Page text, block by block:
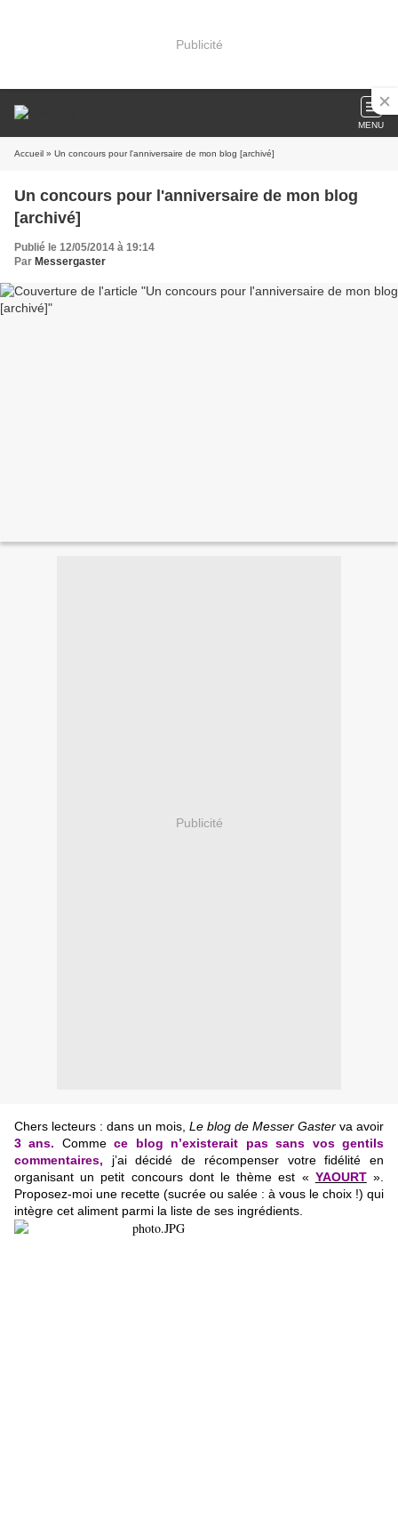
Publicité
MENU
Accueil » Un concours pour l'anniversaire de mon blog [archivé]
Un concours pour l'anniversaire de mon blog
[archivé]
Publié le 12/05/2014 à 19:14
Par Messergaster
Publicité
Chers lecteurs : dans un mois, Le blog de Messer Gaster va avoir
3 ans. Commece blog n’existerait pas sans vos gentils
commentaires, j’ai décidé de récompenser votre fidélité en
organisant un petit concours dont le thème est « YAOURT».
Proposez-moi une recette (sucrée ou salée : à vous le choix !) qui
intègre cet aliment parmi la liste de ses ingrédients.